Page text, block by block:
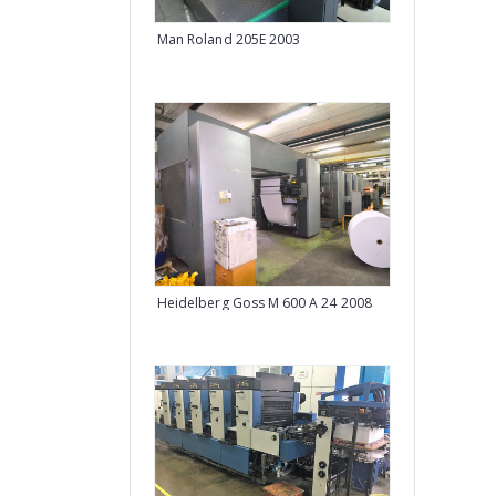
Man Roland 205E 2003
Heidelberg Goss M 600 A 24 2008